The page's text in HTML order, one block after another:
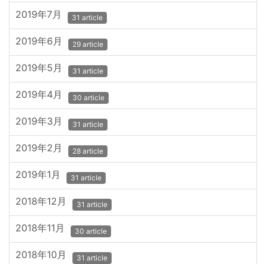
2019年7月 31 article
2019年6月 29 article
2019年5月 31 article
2019年4月 30 article
2019年3月 31 article
2019年2月 28 article
2019年1月 31 article
2018年12月 31 article
2018年11月 30 article
2018年10月 31 article